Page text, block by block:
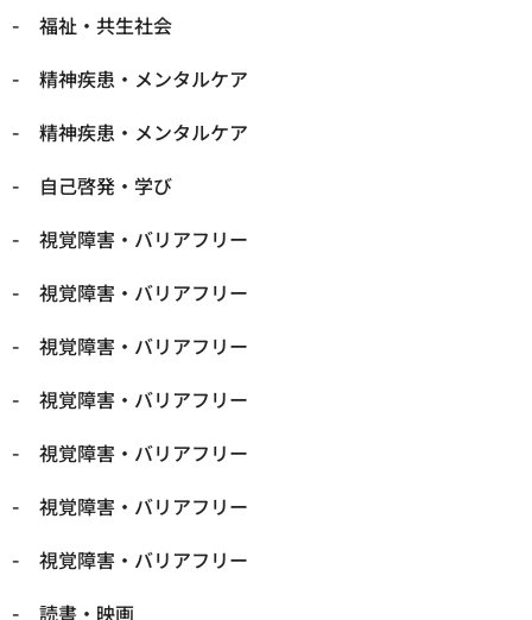
福祉・共生社会
精神疾患・メンタルケア
精神疾患・メンタルケア
自己啓発・学び
視覚障害・バリアフリー
視覚障害・バリアフリー
視覚障害・バリアフリー
視覚障害・バリアフリー
視覚障害・バリアフリー
視覚障害・バリアフリー
視覚障害・バリアフリー
読書・映画